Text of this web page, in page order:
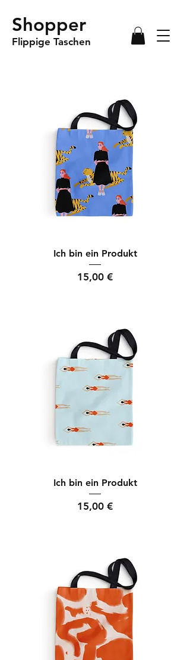
Flippige Taschen
Shopper
Ich bin ein Produkt
Preis
15,00 €
Ich bin ein Produkt
Preis
15,00 €